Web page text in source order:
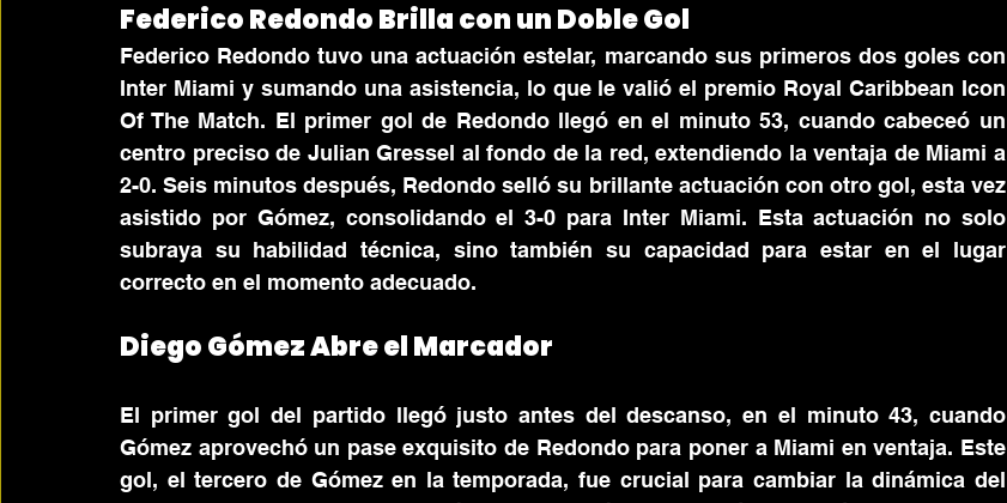
Federico Redondo Brilla con un Doble Gol
Federico Redondo tuvo una actuación estelar, marcando sus primeros dos goles con
Inter Miami y sumando una asistencia, lo que le valió el premio Royal Caribbean Icon
Of The Match. El primer gol de Redondo llegó en el minuto 53, cuando cabeceó un
centro preciso de Julian Gressel al fondo de la red, extendiendo la ventaja de Miami a
2-0. Seis minutos después, Redondo selló su brillante actuación con otro gol, esta vez
asistido por Gómez, consolidando el 3-0 para Inter Miami. Esta actuación no solo
subraya su habilidad técnica, sino también su capacidad para estar en el lugar
correcto en el momento adecuado.
Diego Gómez Abre el Marcador
El primer gol del partido llegó justo antes del descanso, en el minuto 43, cuando
Gómez aprovechó un pase exquisito de Redondo para poner a Miami en ventaja. Este
gol, el tercero de Gómez en la temporada, fue crucial para cambiar la dinámica del